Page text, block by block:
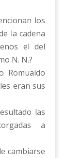
los
la cadena
el del
N. N.?
Romualdo
eran sus
las
a
cambiarse